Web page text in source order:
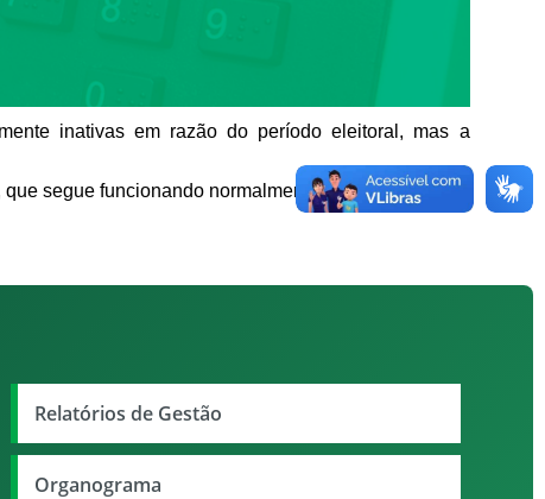
inativas em razão do período eleitoral, mas a
segue funcionando normalmente.
Relatórios de Gestão
Organograma